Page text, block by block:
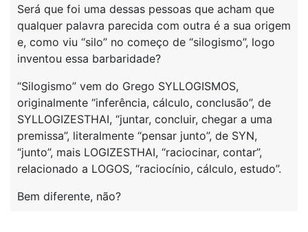
Será que foi uma dessas pessoas que acham que
qualquer palavra parecida com outra é a sua origem
e, como viu “silo” no começo de “silogismo”, logo
inventou essa barbaridade?
“Silogismo” vem do Grego SYLLOGISMOS,
originalmente “inferência, cálculo, conclusão”, de
SYLLOGIZESTHAI, “juntar, concluir, chegar a uma
premissa”, literalmente “pensar junto”, de SYN,
“junto”, mais LOGIZESTHAI, “raciocinar, contar”,
relacionado a LOGOS, “raciocínio, cálculo, estudo”.
Bem diferente, não?